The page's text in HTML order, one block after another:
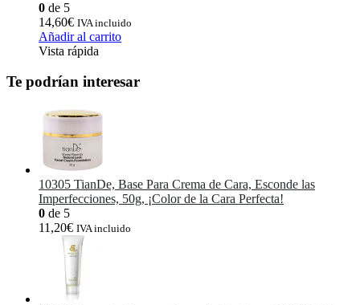
0 de 5
14,60€ IVA incluido
Añadir al carrito
Vista rápida
Te podrían interesar
10305 TianDe, Base Para Crema de Cara, Esconde las
Imperfecciones, 50g, ¡Color de la Cara Perfecta!
0 de 5
11,20€ IVA incluido